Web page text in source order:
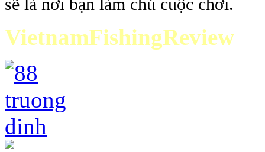
sẽ là nơi bạn làm chủ cuộc chơi.
VietnamFishingReview